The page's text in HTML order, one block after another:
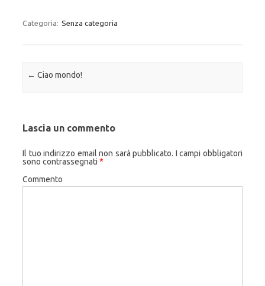
Categoria: Senza categoria
Navigazione articolo
← Ciao mondo!
Lascia un commento
Il tuo indirizzo email non sarà pubblicato. I campi obbligatori
sono contrassegnati *
Commento